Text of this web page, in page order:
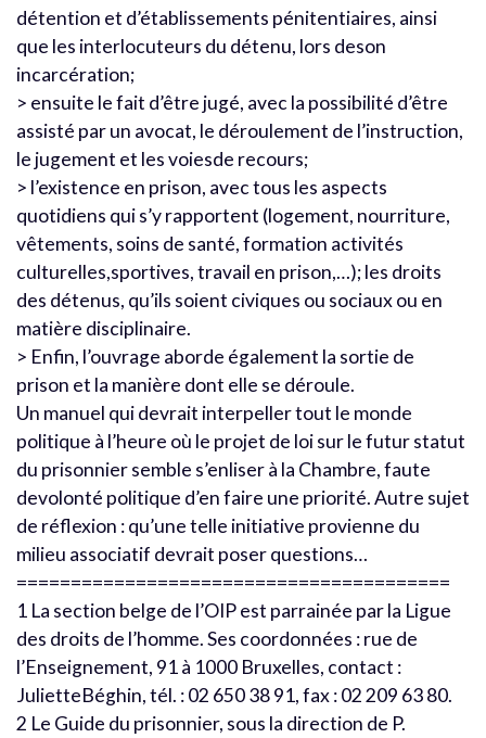
détention et d’établissements pénitentiaires, ainsi
que les interlocuteurs du détenu, lors deson
incarcération;
> ensuite le fait d’être jugé, avec la possibilité d’être
assisté par un avocat, le déroulement de l’instruction,
le jugement et les voiesde recours;
> l’existence en prison, avec tous les aspects
quotidiens qui s’y rapportent (logement, nourriture,
vêtements, soins de santé, formation activités
culturelles,sportives, travail en prison,…); les droits
des détenus, qu’ils soient civiques ou sociaux ou en
matière disciplinaire.
> Enfin, l’ouvrage aborde également la sortie de
prison et la manière dont elle se déroule.
Un manuel qui devrait interpeller tout le monde
politique à l’heure où le projet de loi sur le futur statut
du prisonnier semble s’enliser à la Chambre, faute
devolonté politique d’en faire une priorité. Autre sujet
de réflexion : qu’une telle initiative provienne du
milieu associatif devrait poser questions…
========================================
1 La section belge de l’OIP est parrainée par la Ligue
des droits de l’homme. Ses coordonnées : rue de
l’Enseignement, 91 à 1000 Bruxelles, contact :
JulietteBéghin, tél. : 02 650 38 91, fax : 02 209 63 80.
2 Le Guide du prisonnier, sous la direction de P.